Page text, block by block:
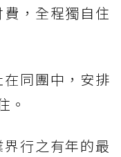
，全程獨自住
同團中，安排
。
行之有年的最